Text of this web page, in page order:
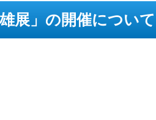
展」の開催について